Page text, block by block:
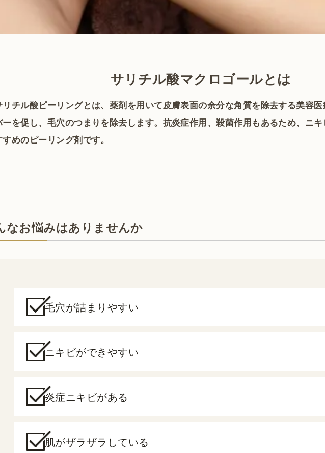
サリチル酸マクロゴールとは
リチル酸ピーリングとは、薬剤を用いて皮膚表面の余分な角質を除去する美容
ーを促し、毛穴のつまりを除去します。抗炎症作用、殺菌作用もあるため、ニ
すめのピーリング剤です。
なお悩みはありませんか
毛穴が詰まりやすい
ニキビができやすい
炎症ニキビがある
肌がザラザラしている